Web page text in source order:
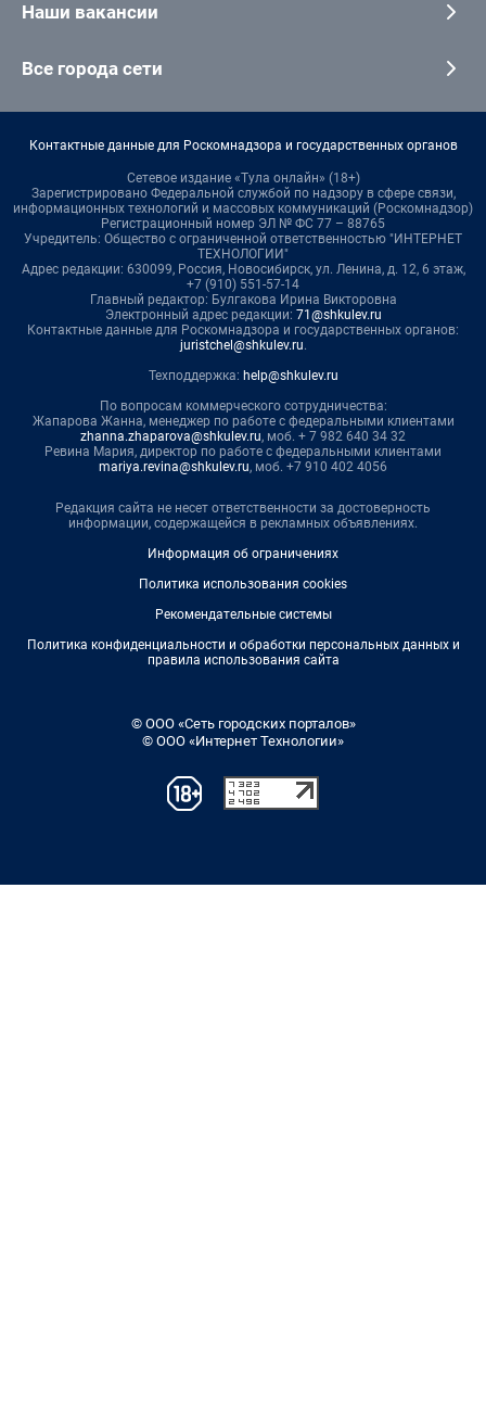
Наши вакансии
Все города сети
Контактные данные для Роскомнадзора и государственных органов
Сетевое издание «Тула онлайн» (18+)
Зарегистрировано Федеральной службой по надзору в сфере связи,
информационных технологий и массовых коммуникаций (Роскомнадзор)
Регистрационный номер ЭЛ № ФС 77 – 88765
Учредитель: Общество с ограниченной ответственностью "ИНТЕРНЕТ
ТЕХНОЛОГИИ"
Адрес редакции: 630099, Россия, Новосибирск, ул. Ленина, д. 12, 6 этаж,
+7 (910) 551-57-14
Главный редактор: Булгакова Ирина Викторовна
Электронный адрес редакции: 71@shkulev.ru
Контактные данные для Роскомнадзора и государственных органов:
juristchel@shkulev.ru.
Техподдержка: help@shkulev.ru
По вопросам коммерческого сотрудничества:
Жапарова Жанна, менеджер по работе с федеральными клиентами
zhanna.zhaparova@shkulev.ru, моб. + 7 982 640 34 32
Ревина Мария, директор по работе с федеральными клиентами
mariya.revina@shkulev.ru, моб. +7 910 402 4056
Редакция сайта не несет ответственности за достоверность
информации, содержащейся в рекламных объявлениях.
Информация об ограничениях
Политика использования cookies
Рекомендательные системы
Политика конфиденциальности и обработки персональных данных и
правила использования сайта
© ООО «Сеть городских порталов»
© ООО «Интернет Технологии»